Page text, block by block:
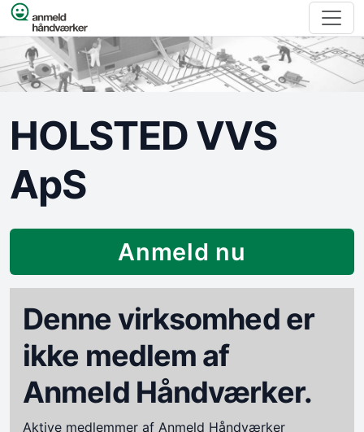
Spring til indhold
HOLSTED VVS
ApS
Anmeld nu
Denne virksomhed er
ikke medlem af
Anmeld Håndværker.
Aktive medlemmer af Anmeld Håndværker